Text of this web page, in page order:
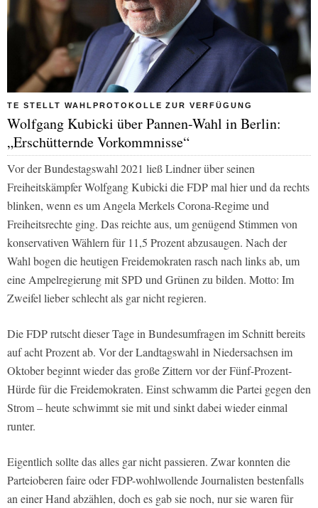
TE STELLT WAHLPROTOKOLLE ZUR VERFÜGUNG
Wolfgang Kubicki über Pannen-Wahl in Berlin:
„Erschütternde Vorkommnisse“
Vor der Bundestagswahl 2021 ließ Lindner über seinen
Freiheitskämpfer Wolfgang Kubicki die FDP mal hier und da rechts
blinken, wenn es um Angela Merkels Corona-Regime und
Freiheitsrechte ging. Das reichte aus, um genügend Stimmen von
konservativen Wählern für 11,5 Prozent abzusaugen. Nach der
Wahl bogen die heutigen Freidemokraten rasch nach links ab, um
eine Ampelregierung mit SPD und Grünen zu bilden. Motto: Im
Zweifel lieber schlecht als gar nicht regieren.
Die FDP rutscht dieser Tage in Bundesumfragen im Schnitt bereits
auf acht Prozent ab. Vor der Landtagswahl in Niedersachsen im
Oktober beginnt wieder das große Zittern vor der Fünf-Prozent-
Hürde für die Freidemokraten. Einst schwamm die Partei gegen den
Strom – heute schwimmt sie mit und sinkt dabei wieder einmal
runter.
Eigentlich sollte das alles gar nicht passieren. Zwar konnten die
Parteioberen faire oder FDP-wohlwollende Journalisten bestenfalls
an einer Hand abzählen, doch es gab sie noch, nur sie waren für